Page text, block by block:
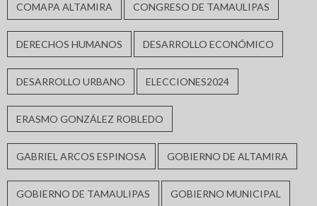
COMAPA ALTAMIRA CONGRESO DE TAMAULIPAS
DERECHOS HUMANOS DESARROLLO ECONÓMICO
DESARROLLO URBANO ELECCIONES2024
ERASMO GONZÁLEZ ROBLEDO
GABRIEL ARCOS ESPINOSA GOBIERNO DE ALTAMIRA
GOBIERNO DE TAMAULIPAS GOBIERNO MUNICIPAL